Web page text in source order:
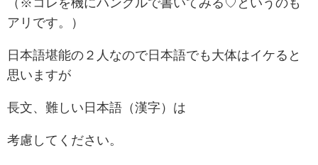
（※コレを機にハングルで書いてみる♡というのも
アリです。）
日本語堪能の２人なので日本語でも大体はイケると
思いますが
長文、難しい日本語（漢字）は
考慮してください。